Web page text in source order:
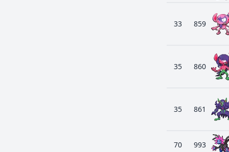
33 859
35 860
35 861
70 993